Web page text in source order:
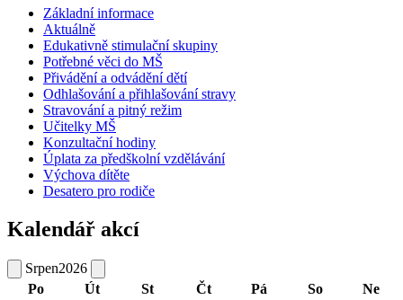
Základní informace
Aktuálně
Edukativně stimulační skupiny
Potřebné věci do MŠ
Přivádění a odvádění dětí
Odhlašování a přihlašování stravy
Stravování a pitný režim
Učitelky MŠ
Konzultační hodiny
Úplata za předškolní vzdělávání
Výchova dítěte
Desatero pro rodiče
Kalendář akcí
Srpen2026
Po
Út St Čt Pá So
Ne